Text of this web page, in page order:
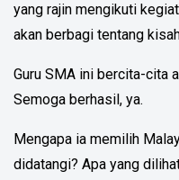
yang rajin mengikuti
akan berbagi tentang
Guru SMA ini bercita-cita
Semoga berhasil, ya.
Mengapa ia memilih
didatangi? Apa yang